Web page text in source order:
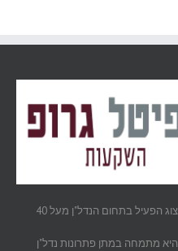
קפיטל גרופ הוקמה ב-2001 על ידי דן הרצוג הפעיל בתחום הנדל"ן מעל 40
מתמחה במתן פתרונות נדל"ן